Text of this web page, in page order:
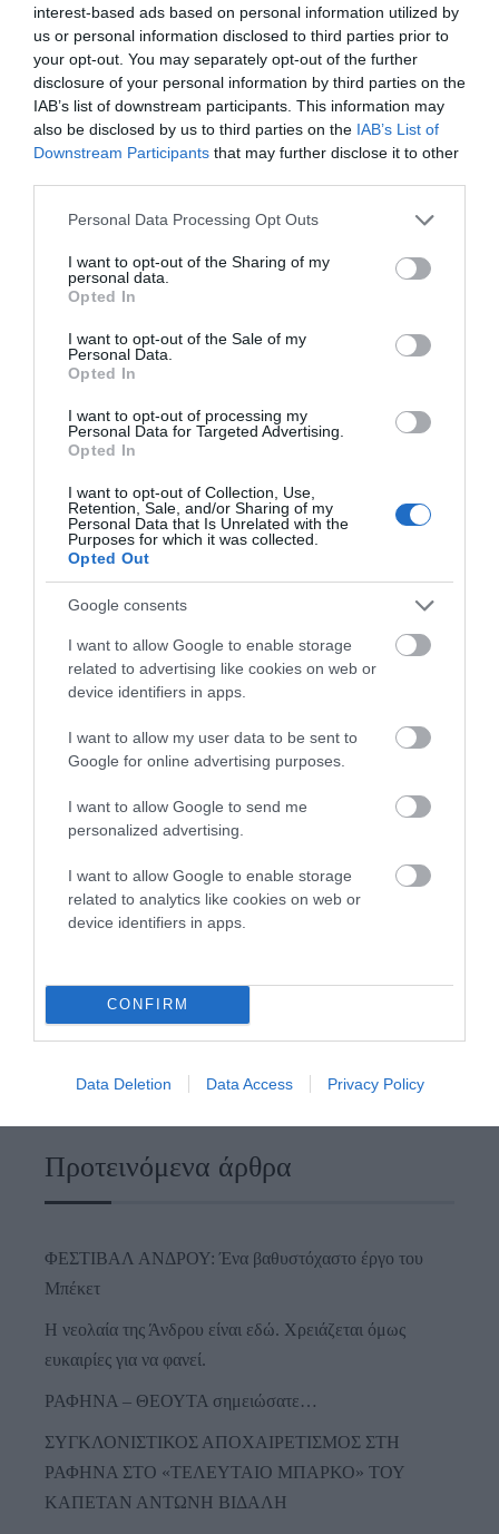
interest-based ads based on personal information utilized by
us or personal information disclosed to third parties prior to
your opt-out. You may separately opt-out of the further
disclosure of your personal information by third parties on the
IAB’s list of downstream participants. This information may
also be disclosed by us to third parties on the IAB’s List of
Downstream Participants that may further disclose it to other
Please note that this website/app uses one or more Google
not limited to your visit or usage behaviour. You may click to
grant or deny consent to Google and its third-party tags to
use your data for below specified purposes in below Google
consent section.
Personal Data Processing Opt Outs
I want to opt-out of the Sharing of my
personal data.
Opted In
I want to opt-out of the Sale of my
Personal Data.
Opted In
I want to opt-out of processing my
Personal Data for Targeted Advertising.
Opted In
I want to opt-out of Collection, Use,
Retention, Sale, and/or Sharing of my
Personal Data that Is Unrelated with the
Purposes for which it was collected.
Opted Out
Google consents
I want to allow Google to enable storage
related to advertising like cookies on web or
device identifiers in apps.
I want to allow my user data to be sent to
Google for online advertising purposes.
I want to allow Google to send me
personalized advertising.
I want to allow Google to enable storage
related to analytics like cookies on web or
device identifiers in apps.
CONFIRM
Data Deletion Data Access Privacy Policy
Προτεινόμενα άρθρα
ΦΕΣΤΙΒΑΛ ΑΝΔΡΟΥ: Ένα βαθυστόχαστο έργο του
Μπέκετ
Η νεολαία της Άνδρου είναι εδώ. Χρειάζεται όμως
ευκαιρίες για να φανεί.
ΡΑΦΗΝΑ – ΘΕΟΥΤΑ σημειώσατε…
ΣΥΓΚΛΟΝΙΣΤΙΚΟΣ ΑΠΟΧΑΙΡΕΤΙΣΜΟΣ ΣΤΗ
ΡΑΦΗΝΑ ΣΤΟ «ΤΕΛΕΥΤΑΙΟ ΜΠΑΡΚΟ» ΤΟΥ
ΚΑΠΕΤΑΝ ΑΝΤΩΝΗ ΒΙΔΑΛΗ